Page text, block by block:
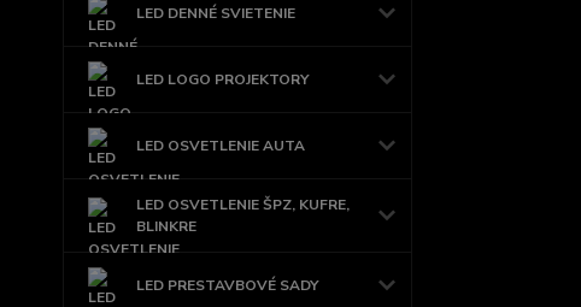
LED DENNÉ SVIETENIE
LED LOGO PROJEKTORY
LED OSVETLENIE AUTA
LED OSVETLENIE ŠPZ, KUFRE,
BLINKRE
LED PRESTAVBOVÉ SADY